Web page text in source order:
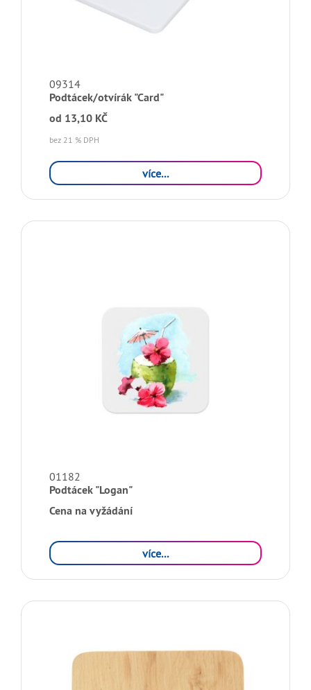
09314
Podtácek/otvírák "Card"
od 13,10 KČ
bez 21 % DPH
více...
01182
Podtácek "Logan"
Cena na vyžádání
více...